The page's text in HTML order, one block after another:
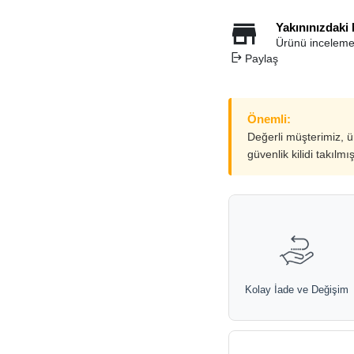
Ürünü
Paylaş
Önemli:
Değerli müşterimiz,
güvenlik kilidi
Kolay İade ve Değişim